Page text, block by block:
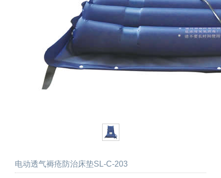
电动透气褥疮防治床垫SL-C-203